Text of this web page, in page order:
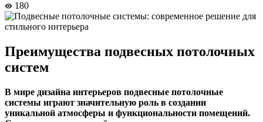
180
Преимущества подвесных потолочных
систем
В мире дизайна интерьеров подвесные потолочные
системы играют значительную роль в создании
уникальной атмосферы и функциональности помещений.